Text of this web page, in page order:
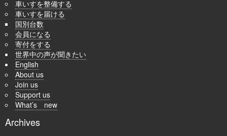
車いすを整備する
車いすを届ける
国別台数
会員になる
寄付をする
世界中の声が聞きたい
English
About us
Join us
Support us
What’s new
Archives